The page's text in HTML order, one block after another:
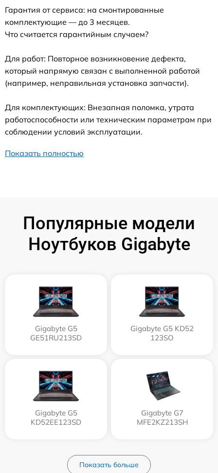
Гарантия от сервиса: на смонтированные
комплектующие — до 3 месяцев.
Что считается гарантийным случаем?
Для работ: Повторное возникновение дефекта,
который напрямую связан с выполненной работой
(например, неправильная установка запчасти).
Для комплектующих: Внезапная поломка, утрата
работоспособности или техническим параметрам при
соблюдении условий эксплуатации.
Показать полностью
Популярные модели
Ноутбуков Gigabyte
Gigabyte G5
GE51RU213SD
Gigabyte G5 KD52
123SO
Gigabyte G5
KD52EE123SD
Gigabyte G7
MFE2KZ213SH
Показать больше